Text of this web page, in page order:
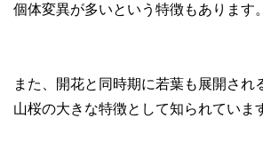
個体変異が多いという特徴もあります。
また、開花と同時期に若葉も展開され
山桜の大きな特徴として知られていま